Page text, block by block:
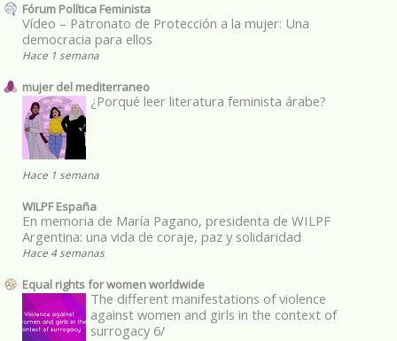
Fórum Política Feminista
Vídeo – Patronato de Protección a la mujer: Una
democracia para ellos
Hace 1 semana
mujer del mediterraneo
¿Porqué leer literatura feminista árabe?
Hace 1 semana
WILPF España
En memoria de María Pagano, presidenta de WILPF
Argentina: una vida de coraje, paz y solidaridad
Hace 4 semanas
Equal rights for women worldwide
The different manifestations of violence
against women and girls in the context of
surrogacy 6/